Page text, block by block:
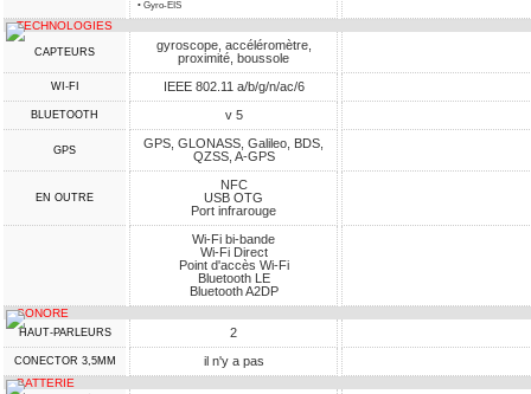
• Gyro-EIS
TECHNOLOGIES
CAPTEURS
gyroscope, accéléromètre,
proximité, boussole
WI-FI IEEE 802.11 a/b/g/n/ac/6
BLUETOOTH v 5
GPS
GPS, GLONASS, Galileo, BDS,
QZSS, A-GPS
EN OUTRE
NFC
USB OTG
Port infrarouge
Wi-Fi bi-bande
Wi-Fi Direct
Point d'accès Wi-Fi
Bluetooth LE
Bluetooth A2DP
SONORE
HAUT-PARLEURS 2
CONECTOR 3,5MM il n'y a pas
BATTERIE